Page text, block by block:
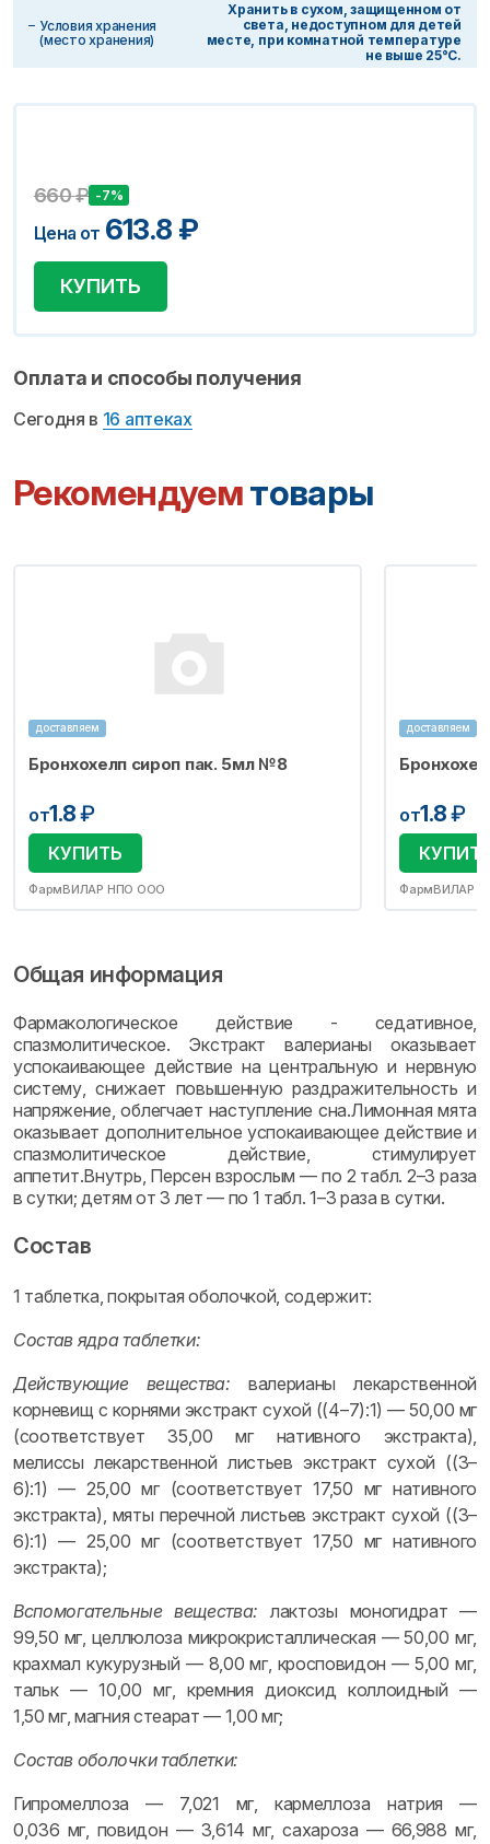
Условия хранения
(место хранения)
Хранить в сухом, защищенном от
света, недоступном для детей
месте, при комнатной температуре
не выше 25°С.
660₽ -7%
Цена от 613.8 ₽
КУПИТЬ
Оплата и способы получения
Сегодня в 16 аптеках
Рекомендуемтовары
доставляем
Бронхохелп сироп пак. 5мл №8
от1.8₽
КУПИТЬ
ФармВИЛАР НПО ООО
доставляем
от1.8₽
ФармВИЛАР
Общая информация
Фармакологическое действие - седативное,
спазмолитическое. Экстракт валерианы оказывает
успокаивающее действие на центральную и нервную
систему, снижает повышенную раздражительность и
напряжение, облегчает наступление сна.Лимонная мята
оказывает дополнительное успокаивающее действие и
спазмолитическое действие, стимулирует
аппетит.Внутрь, Персен взрослым — по 2 табл. 2–3 раза
в сутки; детям от 3 лет — по 1 табл. 1–3 раза в сутки.
Состав
1 таблетка, покрытая оболочкой, содержит:
Состав ядра таблетки:
Действующие вещества: валерианы лекарственной
корневищ с корнями экстракт сухой ((4–7):1) — 50,00 мг
(соответствует 35,00 мг нативного экстракта),
мелиссы лекарственной листьев экстракт сухой ((3–
6):1) — 25,00 мг (соответствует 17,50 мг нативного
экстракта), мяты перечной листьев экстракт сухой ((3–
6):1) — 25,00 мг (соответствует 17,50 мг нативного
экстракта);
Вспомогательные вещества:лактозы моногидрат —
99,50 мг, целлюлоза микрокристаллическая — 50,00 мг,
крахмал кукурузный — 8,00 мг, кросповидон — 5,00 мг,
тальк — 10,00 мг, кремния диоксид коллоидный —
1,50 мг, магния стеарат — 1,00 мг;
Состав оболочки таблетки:
Гипромеллоза — 7,021 мг, кармеллоза натрия —
0,036 мг, повидон — 3,614 мг, сахароза — 66,988 мг,